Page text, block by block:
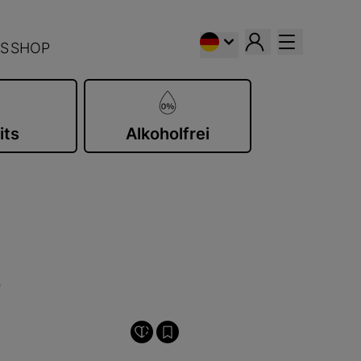
SHOP
Alkoholfrei